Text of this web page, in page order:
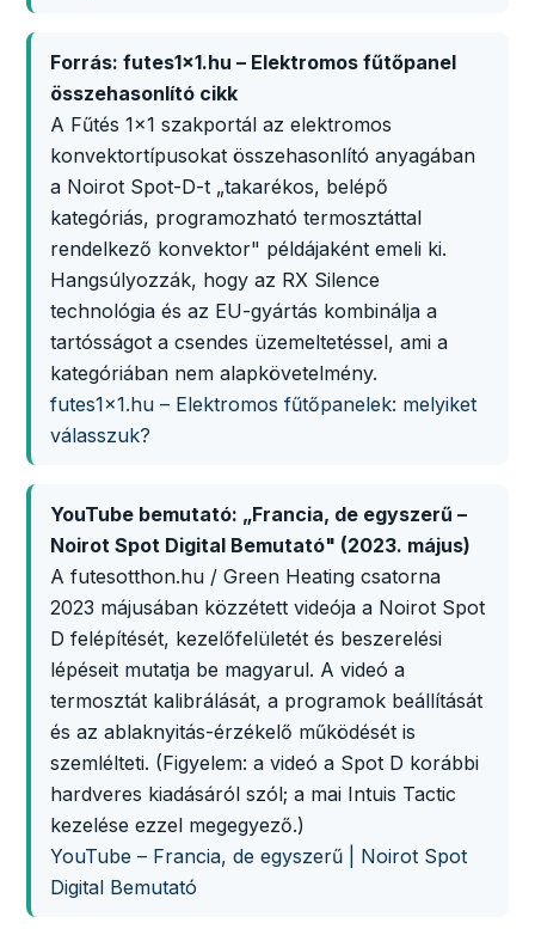
Forrás: futes1x1.hu – Elektromos fűtőpanel
összehasonlító cikk
A Fűtés 1x1 szakportál az elektromos
konvektortípusokat összehasonlító anyagában
a Noirot Spot-D-t „takarékos, belépő
kategóriás, programozható termosztáttal
rendelkező konvektor" példájaként emeli ki.
Hangsúlyozzák, hogy az RX Silence
technológia és az EU-gyártás kombinálja a
tartósságot a csendes üzemeltetéssel, ami a
kategóriában nem alapkövetelmény.
futes1x1.hu – Elektromos fűtőpanelek: melyiket
válasszuk?
YouTube bemutató: „Francia, de egyszerű –
Noirot Spot Digital Bemutató" (2023. május)
A futesotthon.hu / Green Heating csatorna
2023 májusában közzétett videója a Noirot Spot
D felépítését, kezelőfelületét és beszerelési
lépéseit mutatja be magyarul. A videó a
termosztát kalibrálását, a programok beállítását
és az ablaknyitás-érzékelő működését is
szemlélteti. (Figyelem: a videó a Spot D korábbi
hardveres kiadásáról szól; a mai Intuis Tactic
kezelése ezzel megegyező.)
YouTube – Francia, de egyszerű | Noirot Spot
Digital Bemutató